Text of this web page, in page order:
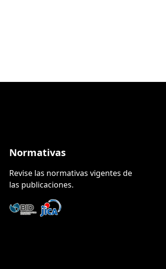
Normativas
Revise las normativas vigentes de
las publicaciones.